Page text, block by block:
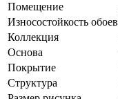
Помещение
Износостойкость обоев
Коллекция
Основа
Покрытие
Структура